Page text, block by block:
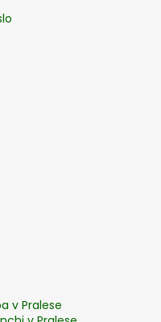
v Pralese